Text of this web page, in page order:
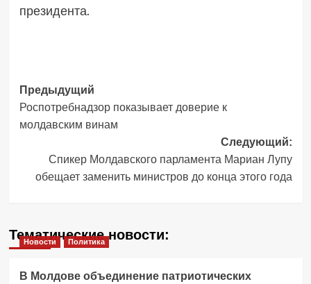
президента.
Навигация
записи
Предыдущий
Роспотребнадзор показывает доверие к
молдавским винам
Следующий:
Спикер Молдавского парламента Мариан Лупу
обещает заменить министров до конца этого года
Тематические новости:
Новости Политика
В Молдове объединение патриотических